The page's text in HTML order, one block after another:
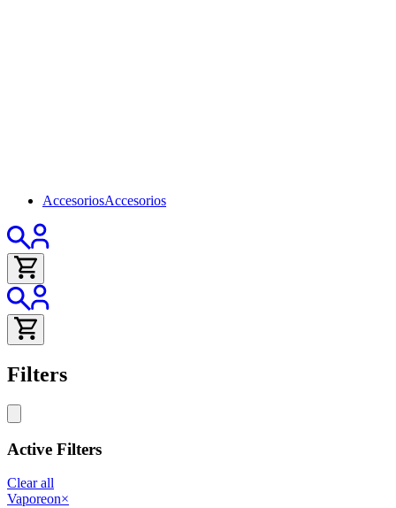
AccesoriosAccesorios
Filters
Active Filters
Clear all
Vaporeon×